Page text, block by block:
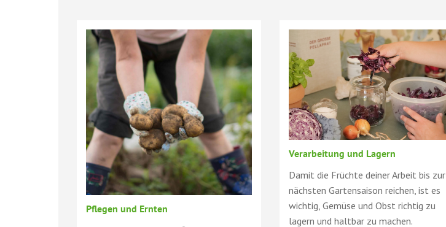
Pflegen und Ernten
Verarbeitung und Lagern
Damit die Früchte deiner Arbeit bis zur
nächsten Gartensaison reichen, ist es
wichtig, Gemüse und Obst richtig zu
lagern und haltbar zu machen.